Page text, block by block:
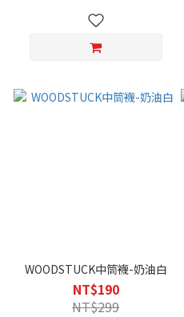
WOODSTUCK中筒襪-奶油白
NT$190
NT$299